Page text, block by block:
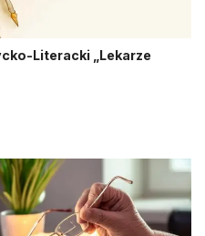
Literacki „Lekarze